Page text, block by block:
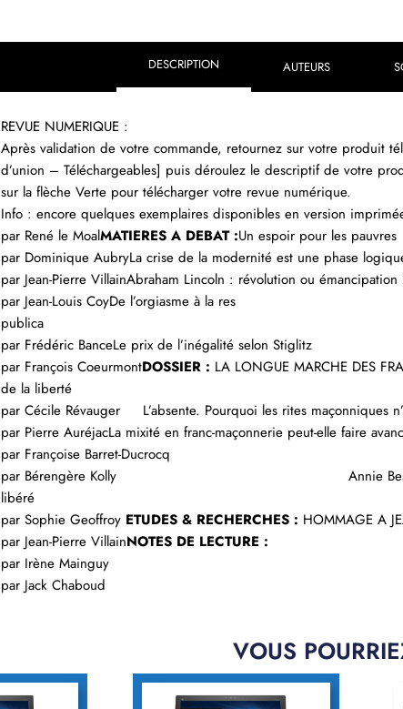
DESCRIPTION AUTEURS
REVUE NUMERIQUE :
Après validation de votre commande, retournez sur votre produit
d’union – Téléchargeables] puis déroulez le descriptif de votre
sur la flèche Verte pour télécharger votre revue numérique.
Info : encore quelques exemplaires disponibles en version
par René le MoalMATIERES A DEBAT :Un espoir pour les pauvres
par Dominique AubryLa crise de la modernité est une phase
par Jean-Pierre VillainAbraham Lincoln : révolution ou émancipation
par Jean-Louis CoyDe l’orgiasme à la res
par Frédéric BanceLe prix de
par François CoeurmontDOSSIER : LA LONGUE MARCHE DES
de la liberté
par Cécile Révauger L’absente. Pourquoi les rites maçonniques
par Pierre AuréjacLa mixité en franc-maçonnerie peut-elle faire
par Françoise Barret-Ducrocq
par Bérengère Kolly Annie Besant
libéré
par Sophie Geoffroy ETUDES & RECHERCHES : HOMMAGE A
par Jean-Pierre VillainNOTES DE LECTURE :
par Irène Mainguy
par Jack Chaboud
VOUS